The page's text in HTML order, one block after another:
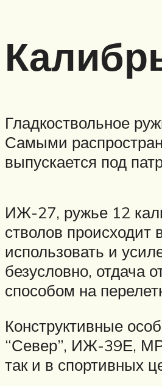
Гладкоствольное
Самыми
выпускается под
ИЖ-27, ружье 12
стволов происходит
использовать и
безусловно, отдача
способом на
Конструктивные
“Север”, ИЖ-39Е,
так и в спортивных